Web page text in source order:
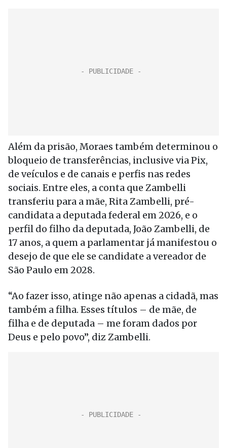
Além da prisão, Moraes também determinou o
bloqueio de transferências, inclusive via Pix,
de veículos e de canais e perfis nas redes
sociais. Entre eles, a conta que Zambelli
transferiu para a mãe, Rita Zambelli, pré-
candidata a deputada federal em 2026, e o
perfil do filho da deputada, João Zambelli, de
17 anos, a quem a parlamentar já manifestou o
desejo de que ele se candidate a vereador de
São Paulo em 2028.
“Ao fazer isso, atinge não apenas a cidadã, mas
também a filha. Esses títulos – de mãe, de
filha e de deputada – me foram dados por
Deus e pelo povo”, diz Zambelli.